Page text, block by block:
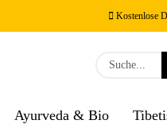
Kostenlose
Ayurveda & Bio